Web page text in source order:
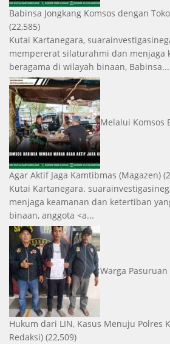
Babinsa Jongkang Komsos dengan
(22,585)
Kutai Kartanegara,
mempererat silaturahmi dan menjaga
beragama di wilayah binaan, Babinsa...
Melalui Komsos
Agar Aktif Jaga Kamtibmas (Magazen)
Kutai Kartanegara.
menjaga keamanan dan ketertiban
binaan, anggota <a...
Warga
Hukum dari LIN, Kasus Menuju Polres
Redaksi) (22,509)